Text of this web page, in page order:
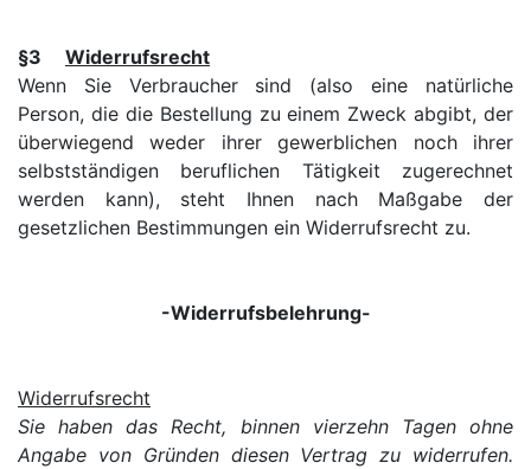
§3
Widerrufsrecht
Wenn Sie Verbraucher sind (also eine natürliche
Person, die die Bestellung zu einem Zweck abgibt, der
überwiegend weder ihrer gewerblichen noch ihrer
selbstständigen beruflichen Tätigkeit zugerechnet
werden kann), steht Ihnen nach Maßgabe der
gesetzlichen Bestimmungen ein Widerrufsrecht zu.
-Widerrufsbelehrung-
Widerrufsrecht
Sie haben das Recht, binnen vierzehn Tagen ohne
Angabe von Gründen diesen Vertrag zu widerrufen.